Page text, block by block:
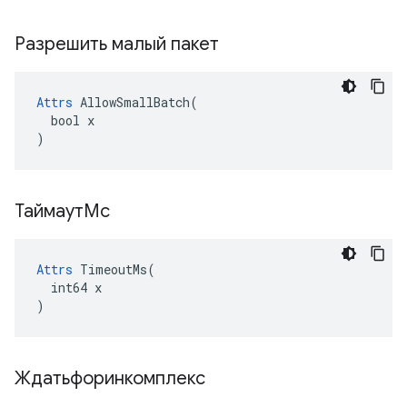
Разрешить малый пакет
Attrs AllowSmallBatch(
  bool x
)
ТаймаутМс
Attrs TimeoutMs(
  int64 x
)
Ждатьфоринкомплекс